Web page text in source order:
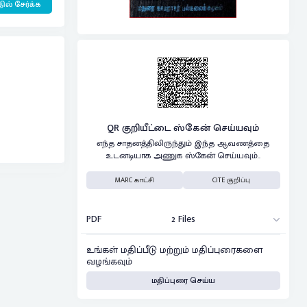
சேர்க்க
QR குறியீட்டை ஸ்கேன் செய்யவும்
எந்த சாதனத்திலிருந்தும் இந்த ஆவணத்தை
உடனடியாக அணுக ஸ்கேன் செய்யவும்..
MARC காட்சி CITE குறிப்பு
PDF 2 Files
உங்கள் மதிப்பீடு மற்றும் மதிப்புரைகளை
வழங்கவும்
மதிப்புரை செய்ய